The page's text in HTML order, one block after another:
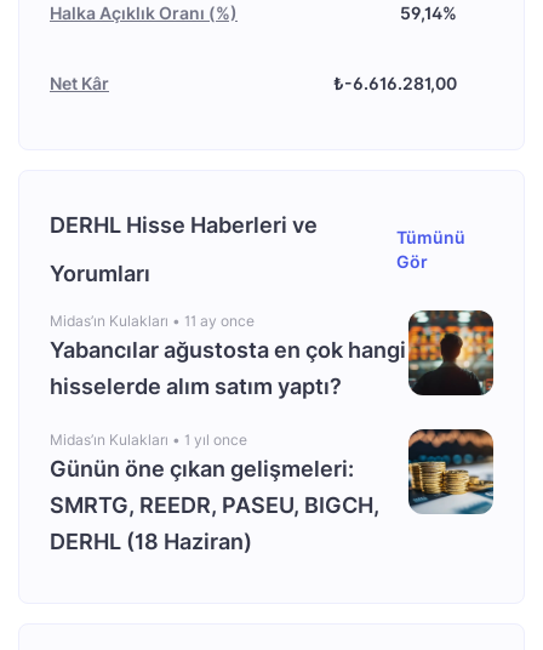
Halka Açıklık Oranı (%) 59,14%
Net Kâr ₺-6.616.281,00
DERHL Hisse Haberleri ve
Yorumları
Tümünü
Gör
Midas’ın Kulakları • 11 ay once
Yabancılar ağustosta en çok hangi
hisselerde alım satım yaptı?
Midas’ın Kulakları • 1 yıl once
Günün öne çıkan gelişmeleri:
SMRTG, REEDR, PASEU, BIGCH,
DERHL (18 Haziran)